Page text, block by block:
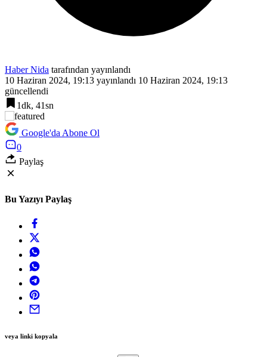
Haber Nida tarafından yayınlandı
10 Haziran 2024, 19:13 yayınlandı 10 Haziran 2024, 19:13
güncellendi
1dk, 41sn
Google'da Abone Ol
0
Paylaş
Bu Yazıyı Paylaş
veya linki kopyala